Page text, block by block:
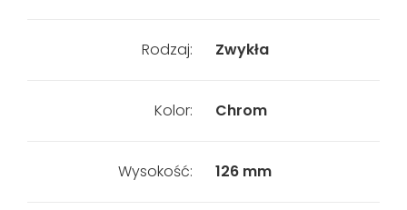
Rodzaj: Zwykła
Kolor: Chrom
Wysokość: 126 mm